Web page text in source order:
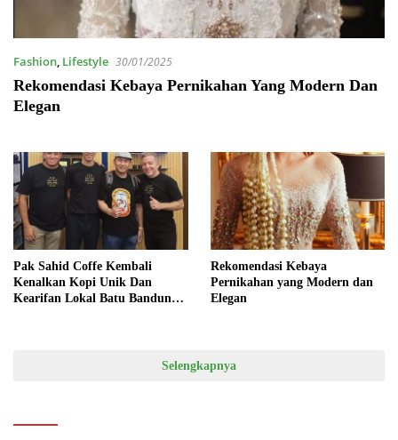
Fashion, Lifestyle 30/01/2025
Rekomendasi Kebaya Pernikahan Yang Modern Dan
Elegan
Pak Sahid Coffe Kembali
Kenalkan Kopi Unik Dan
Kearifan Lokal Batu Bandung
Rekomendasi Kebaya
Pernikahan yang Modern dan
Elegan
Selengkapnya